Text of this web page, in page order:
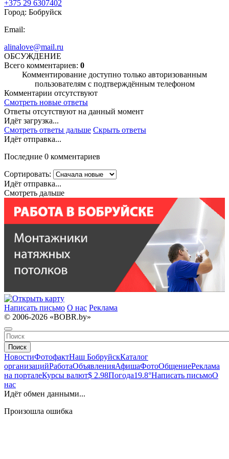
+375 29 6307402
Город: Бобруйск
Email:
alinalove@mail.ru
ОБСУЖДЕНИЕ
Всего комментариев: 0
Комментирование доступно только авторизованным
пользователям с подтверждённым телефоном
Комментарии отсутствуют
Смотреть новые ответы
Ответы отсутствуют на данный момент
Идёт загрузка...
Смотреть ответы дальше Скрыть ответы
Идёт отправка...
Последние 0 комментариев
Сортировать:
Идёт отправка...
Смотреть дальше
Написать письмо О нас Реклама
© 2006-2026 «BOBR.by»
Поиск
НовостиФотофактНаш БобруйскКаталог
организацийРаботаОбъявленияАфишаФотоОбщениеРеклама
на порталеКурсы валют$ 2.98Погода19.8°Написать письмоО
нас
Идёт обмен данными...
Произошла ошибка